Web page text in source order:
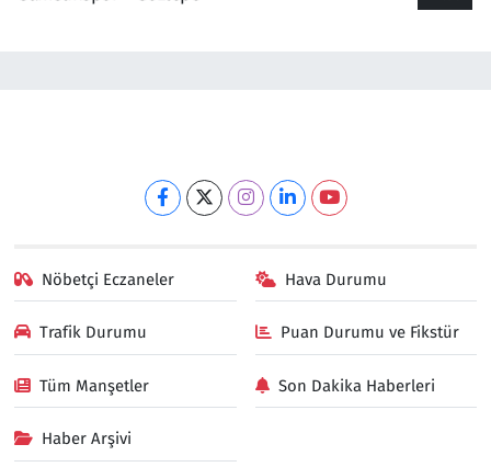
Nöbetçi Eczaneler Hava Durumu
Trafik Durumu Puan Durumu ve Fikstür
Tüm Manşetler Son Dakika Haberleri
Haber Arşivi